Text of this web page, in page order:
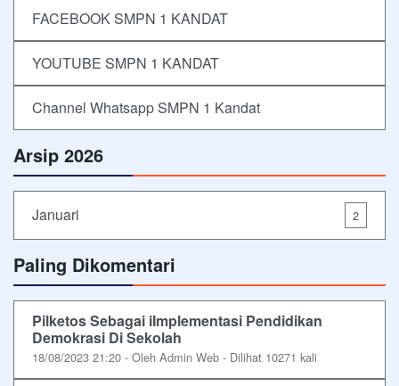
FACEBOOK SMPN 1 KANDAT
YOUTUBE SMPN 1 KANDAT
Channel Whatsapp SMPN 1 Kandat
Arsip 2026
Januari 2
Paling Dikomentari
Pilketos Sebagai iImplementasi Pendidikan
Demokrasi Di Sekolah
18/08/2023 21:20 - Oleh Admin Web - Dilihat 10271 kali